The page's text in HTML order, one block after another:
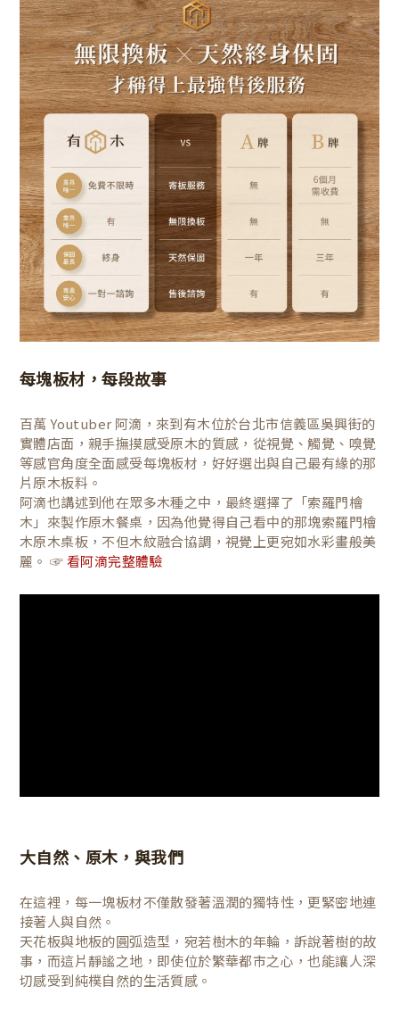
每塊板材，每段故事
百萬 Youtuber 阿滴，來到有木位於台北市信義區吳興街的
實體店面，親手撫摸感受原木的質感，從視覺、觸覺、嗅覺
等感官角度全面感受每塊板材，好好選出與自己最有緣的那
片原木板料。
阿滴也講述到他在眾多木種之中，最終選擇了「索羅門檜
木」來製作原木餐桌，因為他覺得自己看中的那塊索羅門檜
木原木桌板，不但木紋融合協調，視覺上更宛如水彩畫般美
麗。 ☞ 看阿滴完整體驗
大自然、原木，與我們
在這裡，每一塊板材不僅散發著溫潤的獨特性，更緊密地連
接著人與自然。
天花板與地板的圓弧造型，宛若樹木的年輪，訴說著樹的故
事，而這片靜謐之地，即使位於繁華都市之心，也能讓人深
切感受到純樸自然的生活質感。